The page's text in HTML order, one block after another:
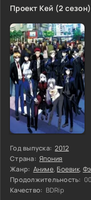
Проект Кей (2 сезон)
Год выпуска: 2012
Страна: Япония
Жанр: Аниме, Боевик,
Продолжительность:
Качество: BDRip
100